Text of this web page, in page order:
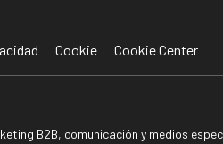
Cookie Cookie Center
B2B, comunicación y medios